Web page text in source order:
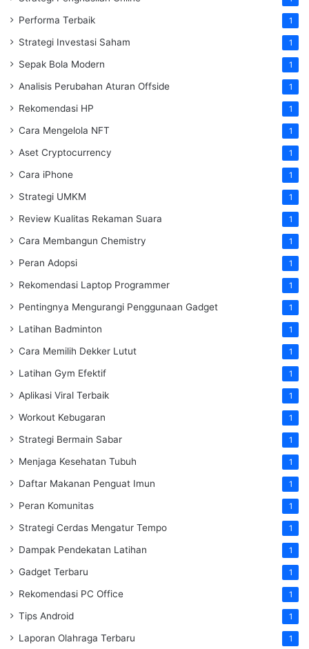
Performa Terbaik 1
Strategi Investasi Saham 1
Sepak Bola Modern 1
Analisis Perubahan Aturan Offside 1
Rekomendasi HP 1
Cara Mengelola NFT 1
Aset Cryptocurrency 1
Cara iPhone 1
Strategi UMKM 1
Review Kualitas Rekaman Suara 1
Cara Membangun Chemistry 1
Peran Adopsi 1
Rekomendasi Laptop Programmer 1
Pentingnya Mengurangi Penggunaan Gadget 1
Latihan Badminton 1
Cara Memilih Dekker Lutut 1
Latihan Gym Efektif 1
Aplikasi Viral Terbaik 1
Workout Kebugaran 1
Strategi Bermain Sabar 1
Menjaga Kesehatan Tubuh 1
Daftar Makanan Penguat Imun 1
Peran Komunitas 1
Strategi Cerdas Mengatur Tempo 1
Dampak Pendekatan Latihan 1
Gadget Terbaru 1
Rekomendasi PC Office 1
Tips Android 1
Laporan Olahraga Terbaru 1